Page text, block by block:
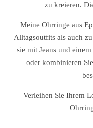
zu kreieren.
Meine Ohrringe aus
Alltagsoutfits als auch
sie mit Jeans und
oder kombinieren
Verleihen Sie Ihrem